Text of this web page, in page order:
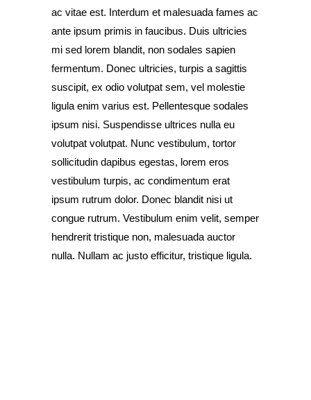
ac vitae est. Interdum et malesuada fames ac
ante ipsum primis in faucibus. Duis ultricies
mi sed lorem blandit, non sodales sapien
fermentum. Donec ultricies, turpis a sagittis
suscipit, ex odio volutpat sem, vel molestie
ligula enim varius est. Pellentesque sodales
ipsum nisi. Suspendisse ultrices nulla eu
volutpat volutpat. Nunc vestibulum, tortor
sollicitudin dapibus egestas, lorem eros
vestibulum turpis, ac condimentum erat
ipsum rutrum dolor. Donec blandit nisi ut
congue rutrum. Vestibulum enim velit, semper
hendrerit tristique non, malesuada auctor
nulla. Nullam ac justo efficitur, tristique ligula.